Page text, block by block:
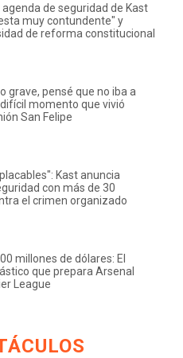
de seguridad de Kast
muy contundente" y
de reforma constitucional
grave, pensé que no iba a
momento que vivió
San Felipe
Kast anuncia
con más de 30
el crimen organizado
millones de dólares: El
que prepara Arsenal
League